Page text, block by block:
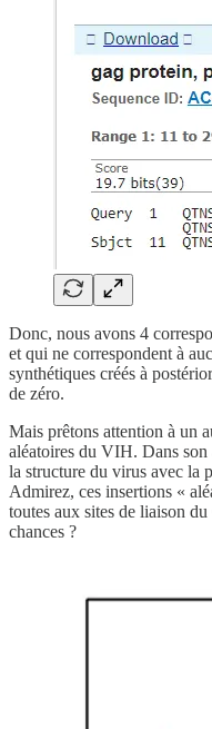
Donc, nous avons 4
et qui ne correspondent à
synthétiques créés à
de zéro.
Mais prêtons attention à un
aléatoires du VIH. Dans son
la structure du virus avec la
Admirez, ces insertions «
toutes aux sites de liaison
chances ?